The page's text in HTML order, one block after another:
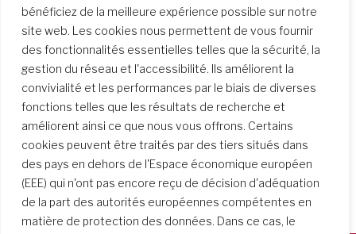
bénéficiez de la meilleure expérience possible sur notre
site web. Les cookies nous permettent de vous fournir
des fonctionnalités essentielles telles que la sécurité, la
gestion du réseau et l'accessibilité. Ils améliorent la
convivialité et les performances par le biais de diverses
fonctions telles que les résultats de recherche et
améliorent ainsi ce que nous vous offrons. Certains
cookies peuvent être traités par des tiers situés dans
des pays en dehors de l'Espace économique européen
(EEE) qui n'ont pas encore reçu de décision d'adéquation
de la part des autorités européennes compétentes en
matière de protection des données. Dans ce cas, le